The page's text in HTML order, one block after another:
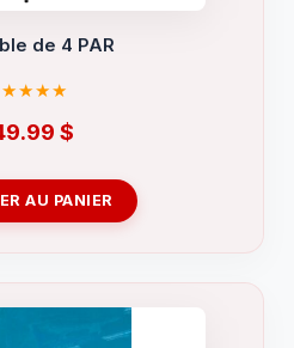
de 4 PAR
$
AU PANIER